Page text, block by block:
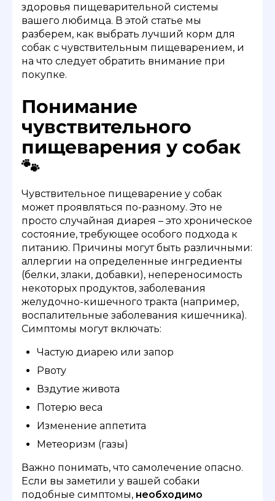
здоровья пищеварительной системы
вашего любимца. В этой статье мы
разберем, как выбрать лучший корм для
собак с чувствительным пищеварением, и
на что следует обратить внимание при
покупке.
Понимание
чувствительного
пищеварения у собак
🐾
Чувствительное пищеварение у собак
может проявляться по-разному. Это не
просто случайная диарея – это хроническое
состояние, требующее особого подхода к
питанию. Причины могут быть различными:
аллергии на определенные ингредиенты
(белки, злаки, добавки), непереносимость
некоторых продуктов, заболевания
желудочно-кишечного тракта (например,
воспалительные заболевания кишечника).
Симптомы могут включать:
Частую диарею или запор
Рвоту
Вздутие живота
Потерю веса
Изменение аппетита
Метеоризм (газы)
Важно понимать, что самолечение опасно.
Если вы заметили у вашей собаки
подобные симптомы, необходимо